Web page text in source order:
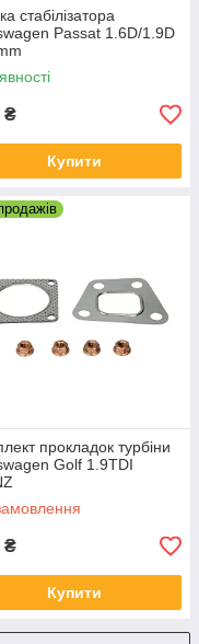
стабілізатора
Passat 1.6D/1.9D
₴
Купити
прокладок турбіни
Golf 1.9TDI
₴
Купити